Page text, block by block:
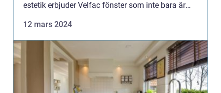
estetik erbjuder Velfac fönster som inte bara är
12 mars 2024